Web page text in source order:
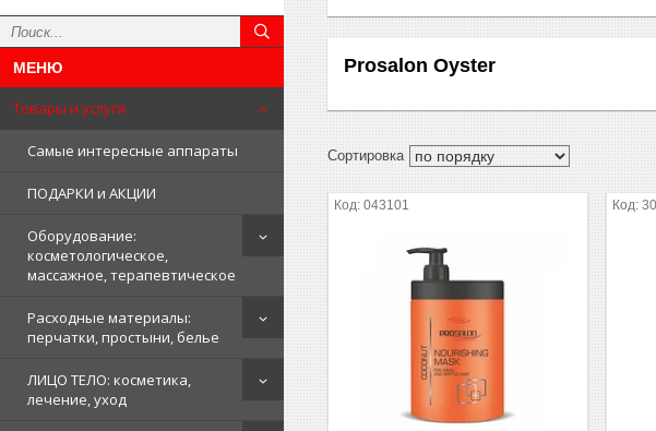
Товары и услуги
Самые интересные аппараты
ПОДАРКИ и АКЦИИ
Оборудование:
косметологическое,
массажное, терапевтическое
Расходные материалы:
перчатки, простыни, белье
ЛИЦО ТЕЛО: косметика,
лечение, уход
Prosalon Oyster
043101